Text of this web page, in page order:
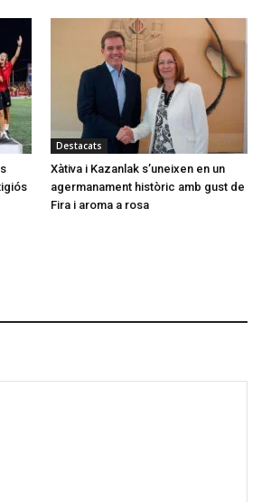
Destacats
Xàtiva i Kazanlak s’uneixen en un
agermanament històric amb gust de
Fira i aroma a rosa